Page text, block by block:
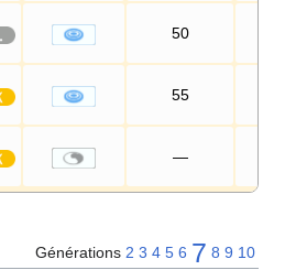
50
55
—
Générations 2 3 4 5 6 7 8 9 10